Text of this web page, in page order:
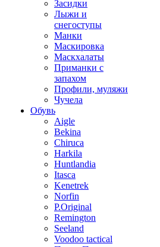
Засидки
Лыжи и
снегоступы
Манки
Маскировка
Маскхалаты
Приманки с
запахом
Профили, муляжи
Чучела
Обувь
Aigle
Bekina
Chiruсa
Harkila
Huntlandia
Itasca
Kenetrek
Norfin
P.Original
Remington
Seeland
Voodoo tactical